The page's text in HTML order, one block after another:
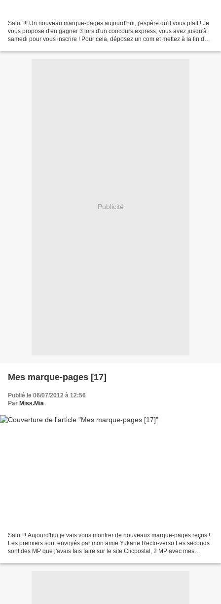
Salut !!! Un nouveau marque-pages aujourd'hui, j'espère qu'il vous plait ! Je
vous propose d'en gagner 3 lors d'un concours express, vous avez jusqu'à
samedi pour vous inscrire ! Pour cela, déposez un com et mettez à la fin de
Publicité
Mes marque-pages [17]
Publié le 06/07/2012 à 12:56
Par Miss.Mia
Salut !! Aujourd'hui je vais vous montrer de nouveaux marque-pages reçus !
Les premiers sont envoyés par mon amie Yukarie Recto-verso Les seconds
sont des MP que j'avais fais faire sur le site Clicpostal, 2 MP avec mes